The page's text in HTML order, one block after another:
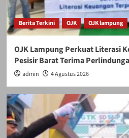
Berita Terkini OJK OJK lampung
OJK Lampung Perkuat Literasi
Pesisir Barat Terima
admin 4 Agustus 2026